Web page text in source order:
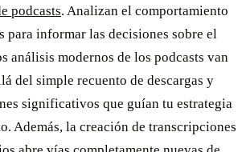
podcasts. Analizan el comportamiento
para informar las decisiones sobre el
análisis modernos de los podcasts van
del simple recuento de descargas y
significativos que guían tu estrategia
Además, la creación de transcripciones